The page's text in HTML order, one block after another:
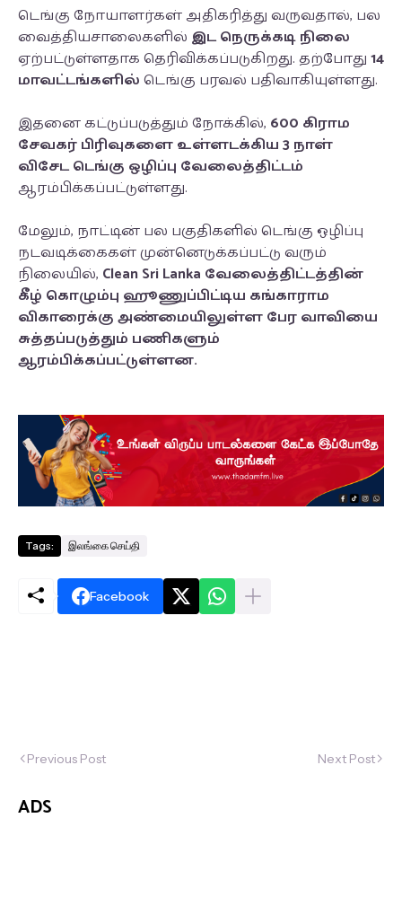
டெங்கு நோயாளர்கள் அதிகரித்து வருவதால், பல
வைத்தியசாலைகளில் இட நெருக்கடி நிலை
ஏற்பட்டுள்ளதாக தெரிவிக்கப்படுகிறது. தற்போது14
மாவட்டங்களில்டெங்கு பரவல் பதிவாகியுள்ளது.
இதனை கட்டுப்படுத்தும் நோக்கில், 600 கிராம
சேவகர் பிரிவுகளை உள்ளடக்கிய 3 நாள்
விசேட டெங்கு ஒழிப்பு வேலைத்திட்டம்
ஆரம்பிக்கப்பட்டுள்ளது.
மேலும், நாட்டின் பல பகுதிகளில் டெங்கு ஒழிப்பு
நடவடிக்கைகள் முன்னெடுக்கப்பட்டு வரும்
நிலையில், Clean Sri Lanka வேலைத்திட்டத்தின்
கீழ் கொழும்பு ஹூணுப்பிட்டிய கங்காராம
விகாரைக்கு அண்மையிலுள்ள பேர வாவியை
சுத்தப்படுத்தும் பணிகளும்
ஆரம்பிக்கப்பட்டுள்ளன.
Tags: இலங்கை செய்தி
Facebook
Previous Post Next Post
ADS